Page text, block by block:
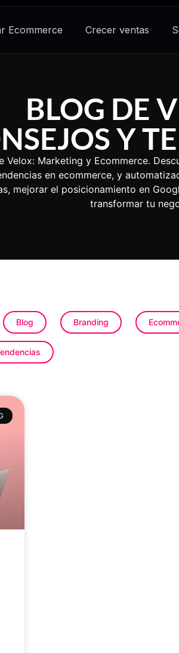
Ecommerce Crecer ventas
BLOG DE
Y
Velox: Marketing y Ecommerce.
en ecommerce, y
mejorar el posicionamiento en
transformar tu
Blog Branding